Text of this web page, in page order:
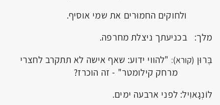
ולחוקים החמוּרים את שמי אוסיף.
מלך: בכניעתך ניצלת מחרפה.
בֶּרוּן (קורא): "להווי ידוע: שאף אישה לא תתקרב לחצרי
מרחק קילומטר" - זה הוכרז?
לוֹנְגָאוִיל: לפני ארבעה ימים.